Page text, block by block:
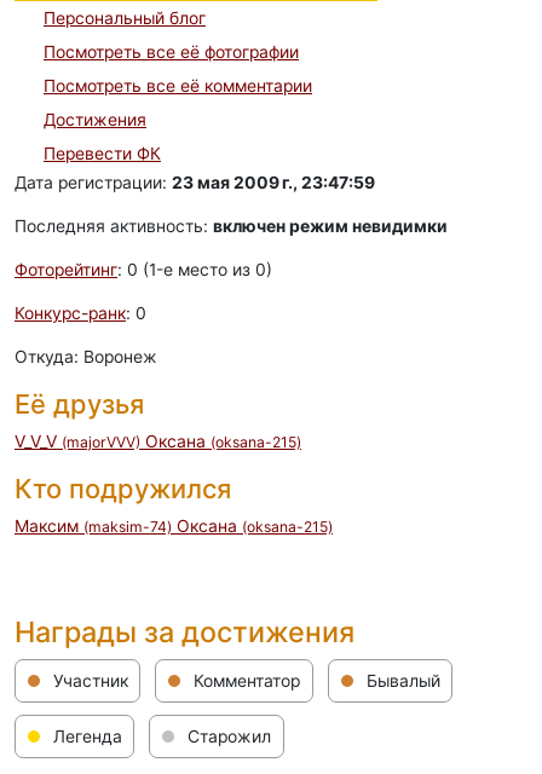
Персональный блог
Посмотреть все её фотографии
Посмотреть все её комментарии
Достижения
Перевести ФК
Дата регистрации: 23 мая 2009 г., 23:47:59
Последняя активность: включен режим невидимки
Фоторейтинг: 0 (1-e место из 0)
Конкурс-ранк: 0
Откуда: Воронеж
Её друзья
V_V_V (majorVVV) Оксана (oksana-215)
Кто подружился
Максим (maksim-74) Оксана (oksana-215)
Награды за достижения
Участник Комментатор Бывалый
Легенда Старожил